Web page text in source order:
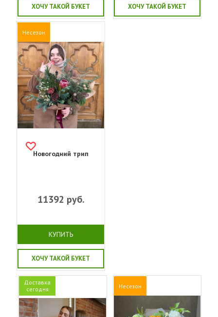
ХОЧУ ТАКОЙ БУКЕТ ХОЧУ ТАКОЙ БУКЕТ
Несезон
Новогодний трип
11392 руб.
КУПИТЬ
ХОЧУ ТАКОЙ БУКЕТ
Доставка
сегодня
Несезон